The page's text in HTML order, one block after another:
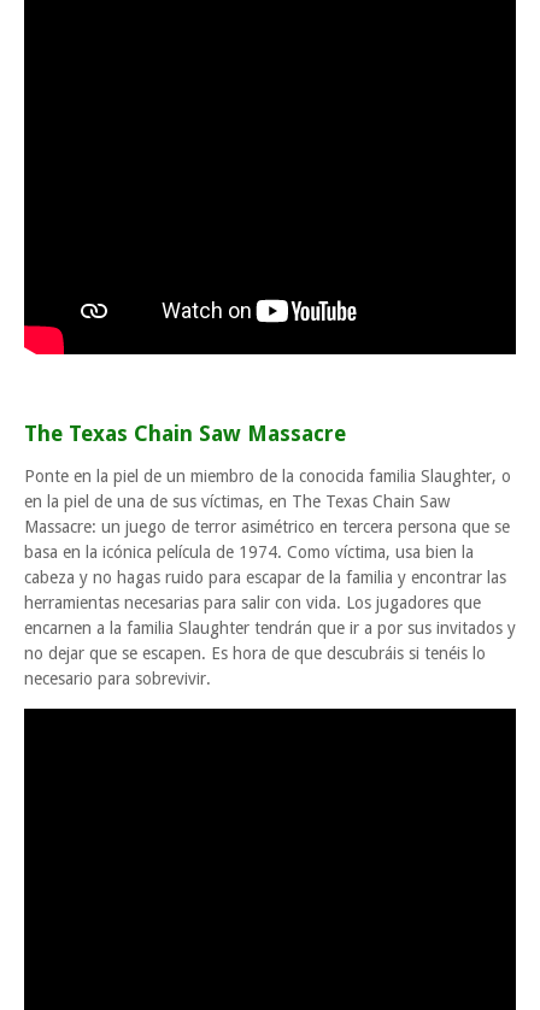
The Texas Chain Saw Massacre
Ponte en la piel de un miembro de la conocida familia Slaughter, o
en la piel de una de sus víctimas, en The Texas Chain Saw
Massacre: un juego de terror asimétrico en tercera persona que se
basa en la icónica película de 1974. Como víctima, usa bien la
cabeza y no hagas ruido para escapar de la familia y encontrar las
herramientas necesarias para salir con vida. Los jugadores que
encarnen a la familia Slaughter tendrán que ir a por sus invitados y
no dejar que se escapen. Es hora de que descubráis si tenéis lo
necesario para sobrevivir.